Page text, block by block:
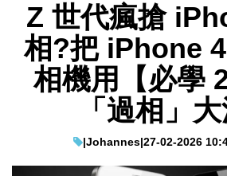
Z 世代瘋搶
相?把 iPhone
相機用【必學
「過相」大
|Johannes|27-02-2026